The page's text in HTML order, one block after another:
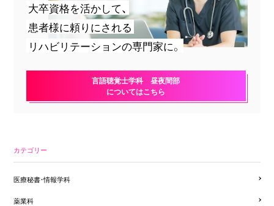
大卒資格を活かして、
患者様に頼りにされる
リハビリテーションの専門家に。
言語聴覚士学科 昼夜間部
についてはこちら
カテゴリー
医療秘書・情報学科
薬業科